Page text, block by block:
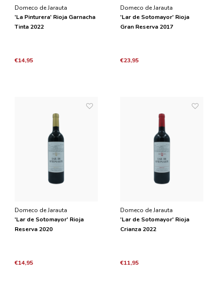
Domeco de Jarauta
'La Pinturera' Rioja Garnacha
Tinta 2022
€14,95
Domeco de Jarauta
'Lar de Sotomayor' Rioja
Gran Reserva 2017
€23,95
Domeco de Jarauta
'Lar de Sotomayor' Rioja
Reserva 2020
€14,95
Domeco de Jarauta
'Lar de Sotomayor' Rioja
Crianza 2022
€11,95